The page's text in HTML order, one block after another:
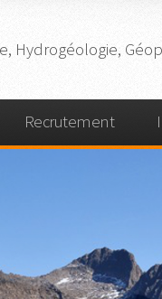
Hydrogéologie,
Recrutement